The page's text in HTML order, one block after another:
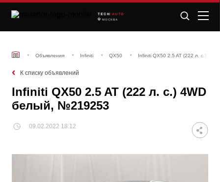
TECH /AUTO
МОСКВА
Объявления Infiniti QX50 Infiniti QX50 2.5 AT (222 л. с.)
К списку объявлений
Infiniti QX50 2.5 AT (222 л. с.) 4WD
белый, №219253
09.02.2022 18:12